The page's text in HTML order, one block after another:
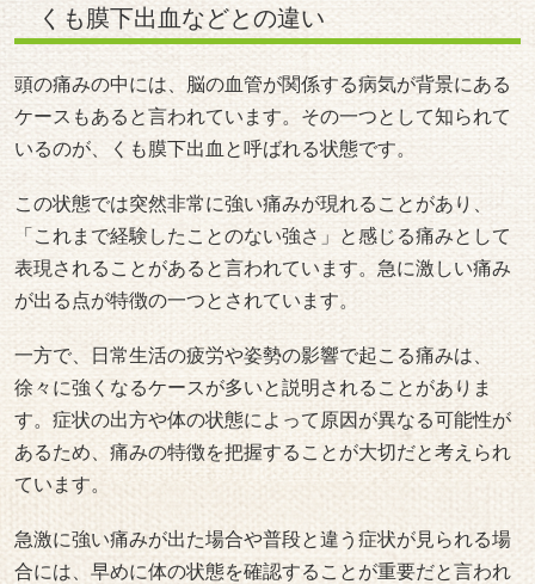
くも膜下出血などとの違い
頭の痛みの中には、脳の血管が関係する病気が背景にある
ケースもあると言われています。その一つとして知られて
いるのが、くも膜下出血と呼ばれる状態です。
この状態では突然非常に強い痛みが現れることがあり、
「これまで経験したことのない強さ」と感じる痛みとして
表現されることがあると言われています。急に激しい痛み
が出る点が特徴の一つとされています。
一方で、日常生活の疲労や姿勢の影響で起こる痛みは、
徐々に強くなるケースが多いと説明されることがありま
す。症状の出方や体の状態によって原因が異なる可能性が
あるため、痛みの特徴を把握することが大切だと考えられ
ています。
急激に強い痛みが出た場合や普段と違う症状が見られる場
合には、早めに体の状態を確認することが重要だと言われ